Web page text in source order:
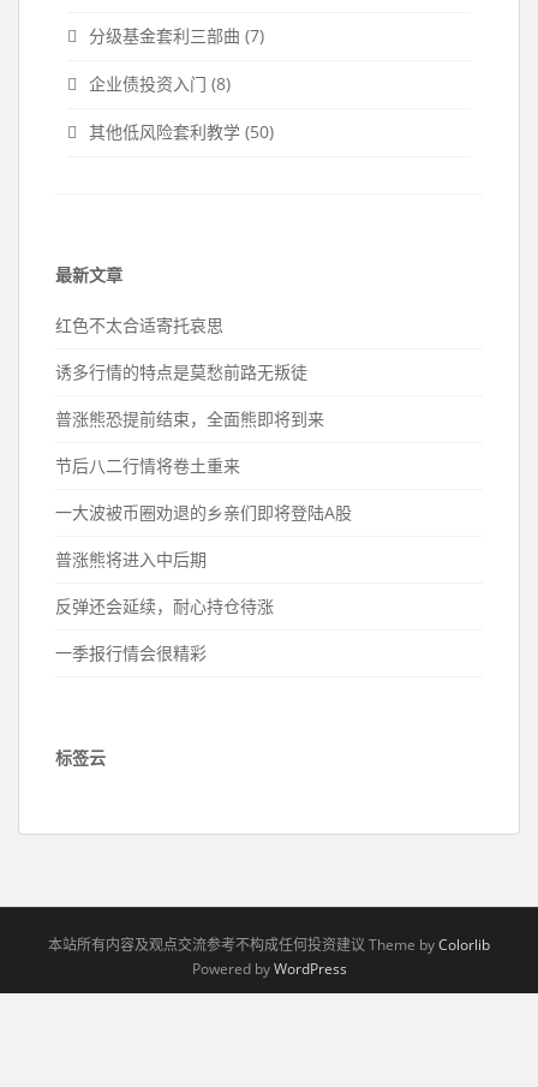
分级基金套利三部曲 (7)
企业债投资入门 (8)
其他低风险套利教学 (50)
最新文章
红色不太合适寄托哀思
诱多行情的特点是莫愁前路无叛徒
普涨熊恐提前结束，全面熊即将到来
节后八二行情将卷土重来
一大波被币圈劝退的乡亲们即将登陆A股
普涨熊将进入中后期
反弹还会延续，耐心持仓待涨
一季报行情会很精彩
标签云
本站所有内容及观点交流参考不构成任何投资建议 Theme byColorlib
Powered byWordPress